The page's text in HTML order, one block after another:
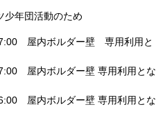
年団活動のため​​​​​​
屋内ボルダー壁 専用利用と
屋内ボルダー壁 専用利用とな
屋内ボルダー壁 専用利用とな